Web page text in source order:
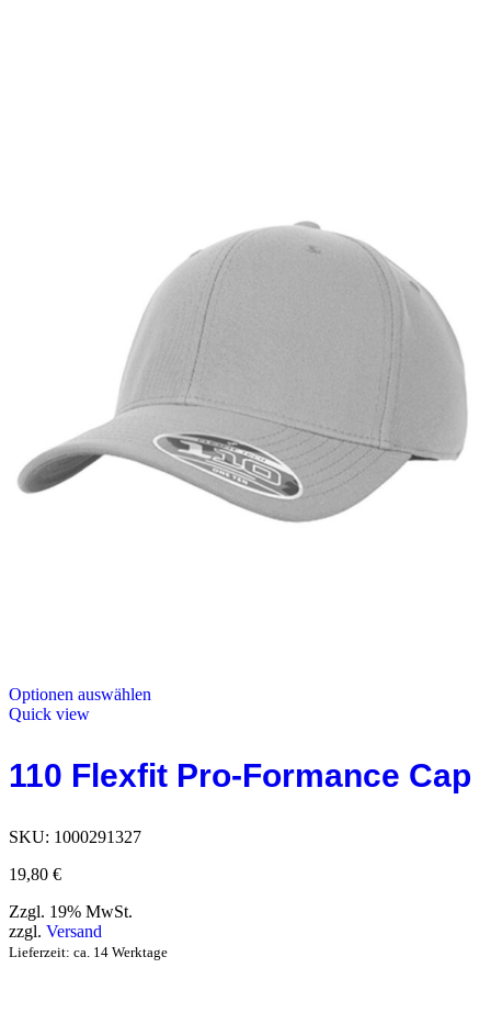
Optionen auswählen
Quick view
110 Flexfit Pro-Formance Cap
SKU: 1000291327
19,80 €
Zzgl. 19% MwSt.
zzgl. Versand
Lieferzeit: ca. 14 Werktage